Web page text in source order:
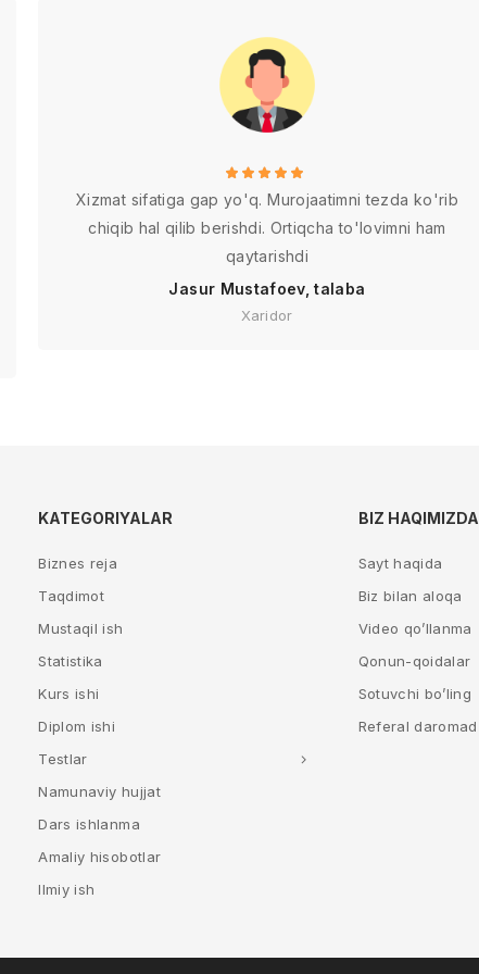
Xizmat sifatiga gap yo'q. Murojaatimni tezda ko'rib
chiqib hal qilib berishdi. Ortiqcha to'lovimni ham
qaytarishdi
Jasur Mustafoev, talaba
Xaridor
KATEGORIYALAR
Biznes reja
Taqdimot
Mustaqil ish
Statistika
Kurs ishi
Diplom ishi
Testlar
Namunaviy hujjat
Dars ishlanma
Amaliy hisobotlar
Ilmiy ish
BIZ HAQIMIZDA
Sayt haqida
Biz bilan aloqa
Video qo’llanma
Qonun-qoidalar
Sotuvchi bo’ling
Referal daromad